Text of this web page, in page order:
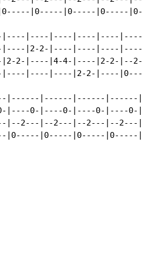
|0-----|0-----|0-----
|----|----|----|----|----
|----|2-2-|----|----|----|----
2-|----|4-4-|----|2-2-|--
|----|----|----|2-2-|----
|------|------|------|------
|----0-|----0-|----0-|----0-
|--2---|--2---|--2---|--2---
|0-----|0-----|0-----|0-----